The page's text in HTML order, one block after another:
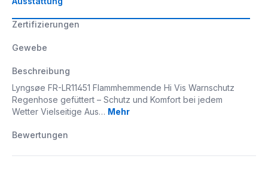
Zertifizierungen
Gewebe
Beschreibung
Lyngsøe FR-LR11451 Flammhemmende Hi Vis Warnschutz
Regenhose gefüttert – Schutz und Komfort bei jedem
Wetter Vielseitige Aus… Mehr
Bewertungen